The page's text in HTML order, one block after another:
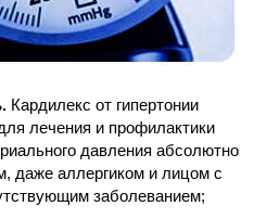
Кардилекс от гипертонии
лечения и профилактики
давления абсолютно
даже аллергиком и лицом с
заболеванием;